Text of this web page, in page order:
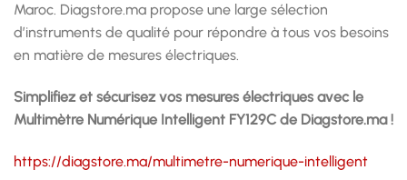
Maroc. Diagstore.ma propose une large sélection
d’instruments de qualité pour répondre à tous vos besoins
en matière de mesures électriques.
Simplifiez et sécurisez vos mesures électriques avec le
Multimètre Numérique Intelligent FY129C de Diagstore.ma !
https://diagstore.ma/multimetre-numerique-intelligent